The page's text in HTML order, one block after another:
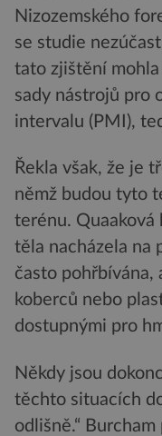
Nizozemského
se studie
tato zjištění
sady nástrojů pro
intervalu (PMI),
Řekla však, že je
němž budou tyto
terénu. Quaaková
těla nacházela na
často pohřbívána,
koberců nebo
dostupnými pro
Někdy jsou
těchto situacích
odlišně.“